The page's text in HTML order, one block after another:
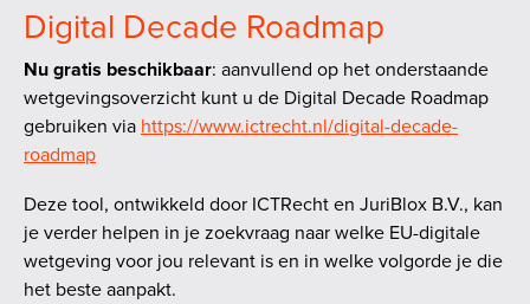
Digital Decade Roadmap
Nu gratis beschikbaar: aanvullend op het onderstaande
wetgevingsoverzicht kunt u de Digital Decade Roadmap
gebruiken via https://www.ictrecht.nl/digital-decade-
roadmap
Deze tool, ontwikkeld door ICTRecht en JuriBlox B.V., kan
je verder helpen in je zoekvraag naar welke EU-digitale
wetgeving voor jou relevant is en in welke volgorde je die
het beste aanpakt.